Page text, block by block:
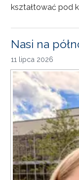
kształtować pod
Nasi na
11 lipca 2026